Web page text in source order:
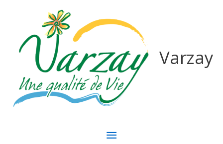
Varzay
MENU